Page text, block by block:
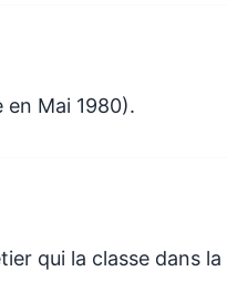
en Mai 1980).
qui la classe dans